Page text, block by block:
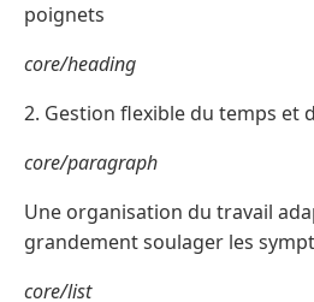
poignets
core/heading
2. Gestion flexible du temps et
core/paragraph
Une organisation du travail
grandement soulager les
core/list